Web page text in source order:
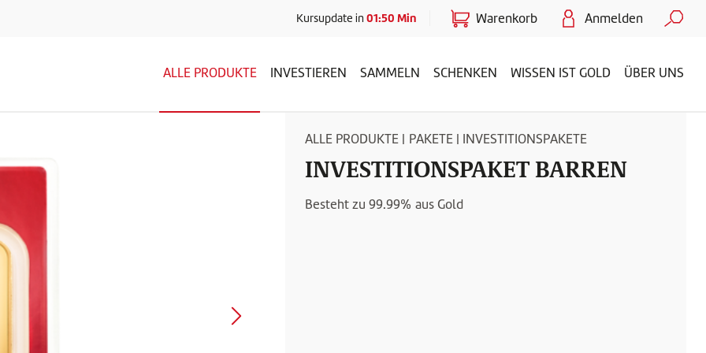
Kursupdate in 01:49 Min Warenkorb Anmelden
ALLE PRODUKTE INVESTIEREN SAMMELN SCHENKEN WISSEN IST GOLD ÜBER UNS
ALLE PRODUKTE | PAKETE | INVESTITIONSPAKETE
INVESTITIONSPAKET BARREN
Besteht zu 99.99% aus Gold